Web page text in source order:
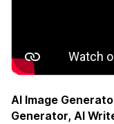
AI Image
Generator, AI